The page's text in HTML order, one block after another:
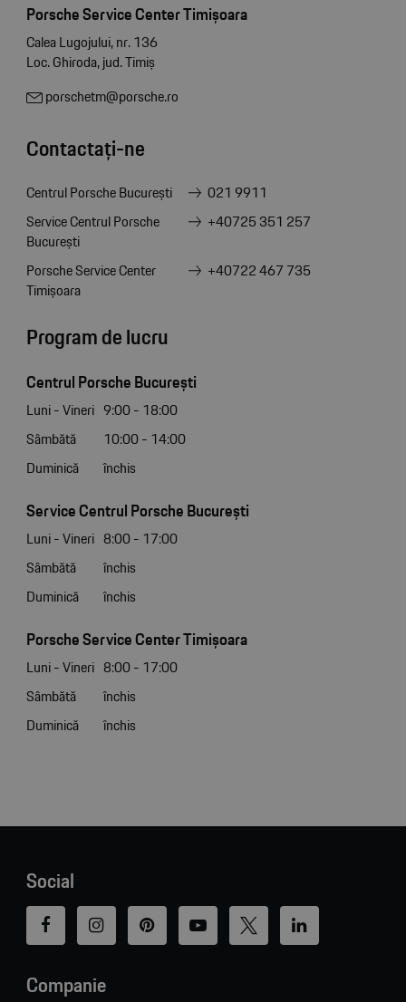
Porsche Service Center Timișoara
Calea Lugojului, nr. 136
Loc. Ghiroda, jud. Timiș
porschetm@porsche.ro
Contactați-ne
Centrul Porsche București
021 9911
Service Centrul Porsche
București
+40725 351 257
Porsche Service Center
Timișoara
+40722 467 735
Program de lucru
Centrul Porsche București
Luni - Vineri 9:00 - 18:00
Sâmbătă
10:00 - 14:00
Duminică
închis
Service Centrul Porsche București
Luni - Vineri 8:00 - 17:00
Sâmbătă
închis
Duminică
închis
Porsche Service Center Timișoara
Luni - Vineri 8:00 - 17:00
Sâmbătă
închis
Duminică
închis
Social
Companie